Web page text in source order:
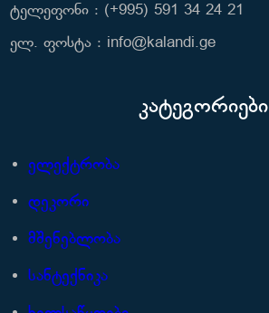
ტელეფონი : (+995) 591 34 24 21
ელ. ფოსტა : info@kalandi.ge
კატეგორიები
ელექტრობა
დეკორი
მშენებლობა
სანტექნიკა